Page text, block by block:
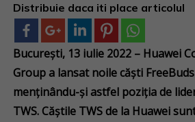
Distribuie daca iti place articolul
București, 13 iulie 2022 – Huawei
Group a lansat noile căști
menținându-și astfel poziția de
TWS. Căștile TWS de la Huawei